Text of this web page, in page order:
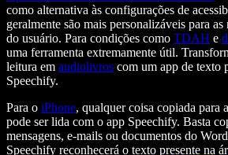
como alternativa às configurações de
geralmente são mais personalizáveis para as
do usuário. Para condições como TDAH e
uma ferramenta extremamente útil.
leitura em audiolivros com um app de texto
Speechify.
Para o iPhone, qualquer coisa copiada para
pode ser lida com o app Speechify. Basta
mensagens, e-mails ou documentos do
Speechify reconhecerá o texto presente na